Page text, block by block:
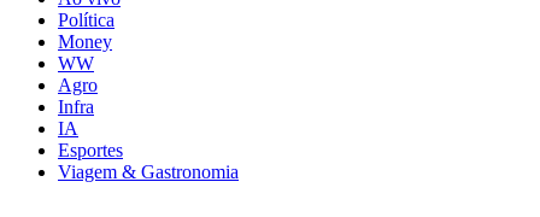
Política
Money
WW
Agro
Infra
IA
Esportes
Viagem & Gastronomia